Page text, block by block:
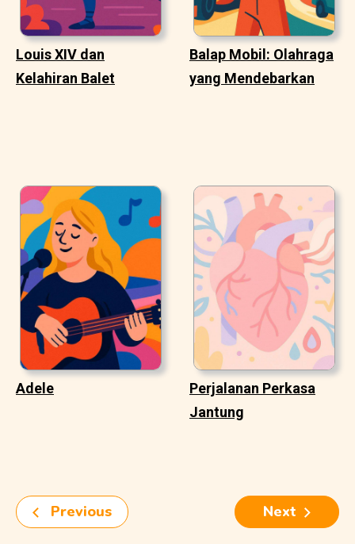
Louis XIV dan
Kelahiran Balet
Balap Mobil: Olahraga
yang Mendebarkan
Adele
Perjalanan Perkasa
Jantung
Next
Previous